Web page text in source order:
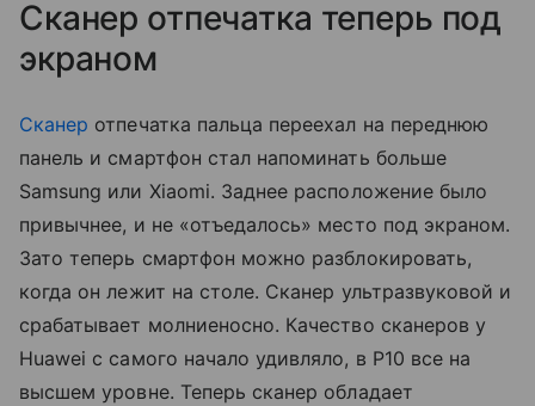
Сканер отпечатка теперь под
экраном
Сканер отпечатка пальца переехал на переднюю
панель и смартфон стал напоминать больше
Samsung или Xiaomi. Заднее расположение было
привычнее, и не «отъедалось» место под экраном.
Зато теперь смартфон можно разблокировать,
когда он лежит на столе. Сканер ультразвуковой и
срабатывает молниеносно. Качество сканеров у
Huawei с самого начало удивляло, в P10 все на
высшем уровне. Теперь сканер обладает